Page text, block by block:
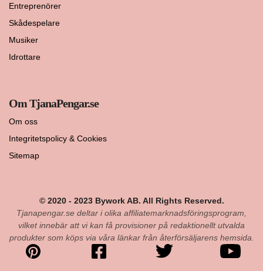
Entreprenörer
Skådespelare
Musiker
Idrottare
Om TjanaPengar.se
Om oss
Integritetspolicy & Cookies
Sitemap
© 2020 - 2023 Bywork AB. All Rights Reserved.
Tjanapengar.se deltar i olika affiliatemarknadsföringsprogram,
vilket innebär att vi kan få provisioner på redaktionellt utvalda
produkter som köps via våra länkar från återförsäljarens hemsida.